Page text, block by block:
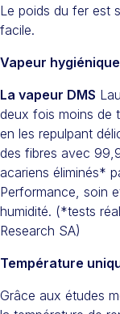
Le poids du fer est
facile.
Vapeur hygiénique
La vapeur DMS
deux fois moins de
en les repulpant
des fibres avec
acariens éliminés*
Performance, soin
humidité. (*tests
Research SA)
Température
Grâce aux études